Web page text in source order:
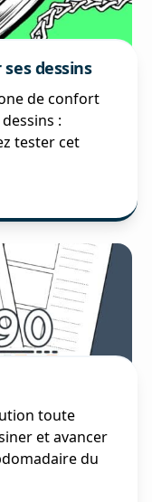
dessins
de confort
:
tester cet
toute
et avancer
du